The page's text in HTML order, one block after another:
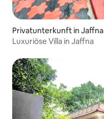
Privatunterkunft in Jaffna
Luxuriöse Villa in Jaffna